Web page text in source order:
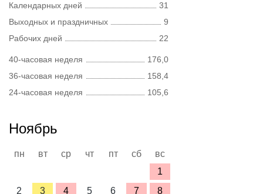
Календарных дней
31
Выходных и праздничных
9
Рабочих дней
22
40-часовая неделя
176,0
36-часовая неделя
158,4
24-часовая неделя
105,6
Ноябрь
пн вт ср чт пт сб
вс
1
2
3 4 5 6 7 8